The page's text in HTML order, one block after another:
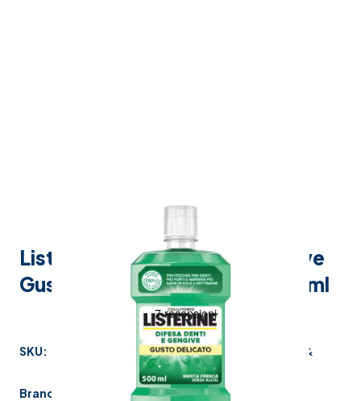
Listerine Difesa Denti & Gengive
Gusto Delicato Collutorio 500 ml
SKU: Produttore:
johnson &
johnson spa
Brand:
listerine difesa denti